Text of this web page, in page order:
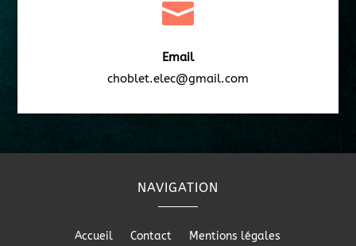

Email
choblet.elec@gmail.com
NAVIGATION
Accueil Contact Mentions légales